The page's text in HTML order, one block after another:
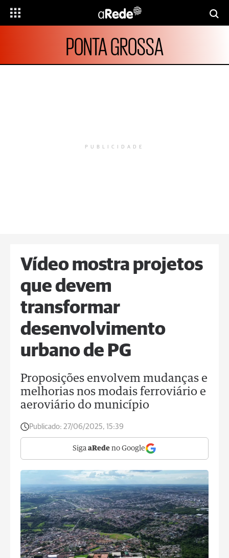
PONTA GROSSA
PUBLICIDADE
Vídeo mostra projetos
que devem
transformar
desenvolvimento
urbano de PG
Proposições envolvem mudanças e
melhorias nos modais ferroviário e
aeroviário do município
Publicado: 27/06/2025, 15:39
Siga aRede no Google